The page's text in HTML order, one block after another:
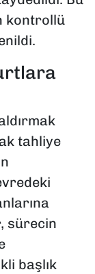
kontrollü
tahliye
sürecin
başlık